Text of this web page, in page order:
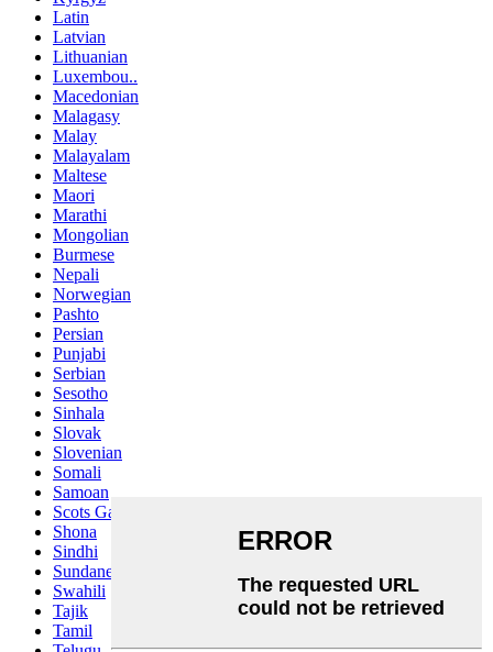
Latin
Latvian
Lithuanian
Luxembou..
Macedonian
Malagasy
Malay
Malayalam
Maltese
Maori
Marathi
Mongolian
Burmese
Nepali
Norwegian
Pashto
Persian
Punjabi
Serbian
Sesotho
Sinhala
Slovak
Slovenian
Somali
Samoan
Scots Gaelic
Shona
Sindhi
Sundanese
Swahili
Tajik
Tamil